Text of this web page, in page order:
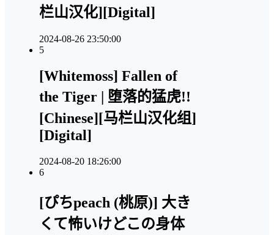
栏山汉化][Digital]
2024-08-26 23:50:00
5
[Whitemoss] Fallen of
the Tiger | 堕落的猛虎!!
[Chinese][马栏山汉化组]
[Digital]
2024-08-20 18:26:00
6
[ぴちpeach (桃原)] 大き
くて怖いけどこの身体